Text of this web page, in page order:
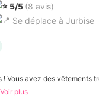
5/5 (8 avis)
Se déplace à Jurbise
! Vous avez des vêtements
Voir plus